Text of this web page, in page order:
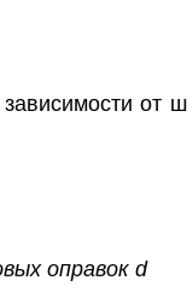
от
оправок d